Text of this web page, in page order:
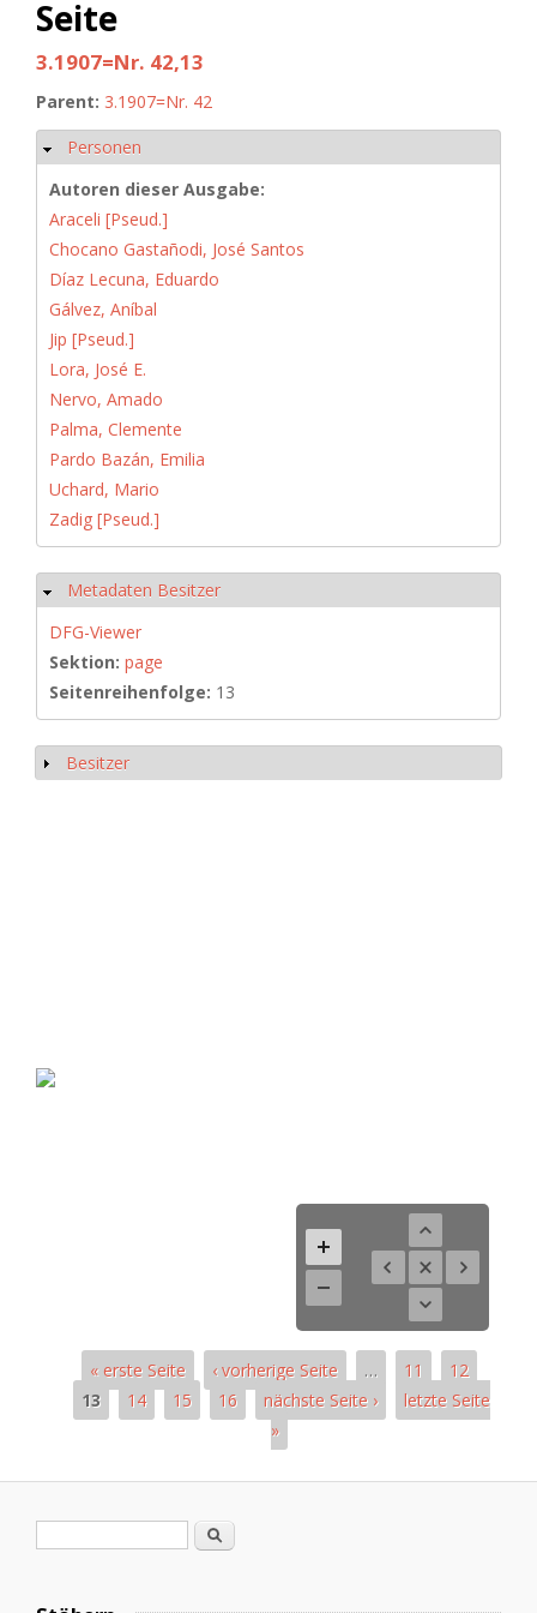
Seite
3.1907=Nr. 42,13
Parent: 3.1907=Nr. 42
Hide
Personen
Autoren dieser Ausgabe:
Araceli [Pseud.]
Chocano Gastañodi, José Santos
Díaz Lecuna, Eduardo
Gálvez, Aníbal
Jip [Pseud.]
Lora, José E.
Nervo, Amado
Palma, Clemente
Pardo Bazán, Emilia
Uchard, Mario
Zadig [Pseud.]
Hide
Metadaten Besitzer
DFG-Viewer
Sektion: page
Seitenreihenfolge: 13
Show
Besitzer
« erste Seite ‹ vorherige Seite … 11
12
13
14 15 16 nächste Seite ›
letzte Seite
»
Search